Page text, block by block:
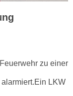
zu einer
LKW